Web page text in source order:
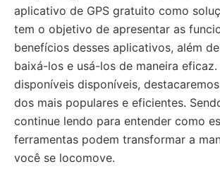
aplicativo de GPS gratuito como
tem o objetivo de apresentar as
benefícios desses aplicativos, além
baixá-los e usá-los de maneira
disponíveis disponíveis,
dos mais populares e eficientes.
continue lendo para entender como
ferramentas podem transformar a
você se locomove.